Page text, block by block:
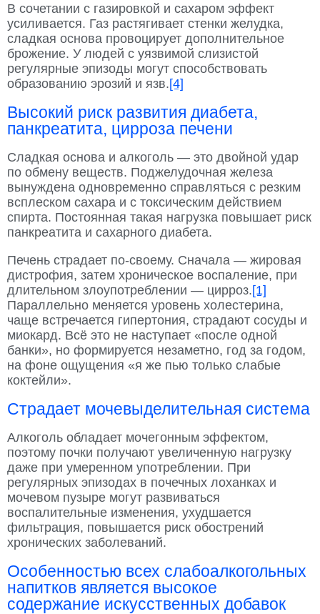
В сочетании с газировкой и сахаром эффект
усиливается. Газ растягивает стенки желудка,
сладкая основа провоцирует дополнительное
брожение. У людей с уязвимой слизистой
регулярные эпизоды могут способствовать
образованию эрозий и язв.[4]
Высокий риск развития диабета,
панкреатита, цирроза печени
Сладкая основа и алкоголь — это двойной удар
по обмену веществ. Поджелудочная железа
вынуждена одновременно справляться с резким
всплеском сахара и с токсическим действием
спирта. Постоянная такая нагрузка повышает риск
панкреатита и сахарного диабета.
Печень страдает по-своему. Сначала — жировая
дистрофия, затем хроническое воспаление, при
длительном злоупотреблении — цирроз.[1]
Параллельно меняется уровень холестерина,
чаще встречается гипертония, страдают сосуды и
миокард. Всё это не наступает «после одной
банки», но формируется незаметно, год за годом,
на фоне ощущения «я же пью только слабые
коктейли».
Страдает мочевыделительная система
Алкоголь обладает мочегонным эффектом,
поэтому почки получают увеличенную нагрузку
даже при умеренном употреблении. При
регулярных эпизодах в почечных лоханках и
мочевом пузыре могут развиваться
воспалительные изменения, ухудшается
фильтрация, повышается риск обострений
хронических заболеваний.
Особенностью всех слабоалкогольных
напитков является высокое
содержание искусственных добавок